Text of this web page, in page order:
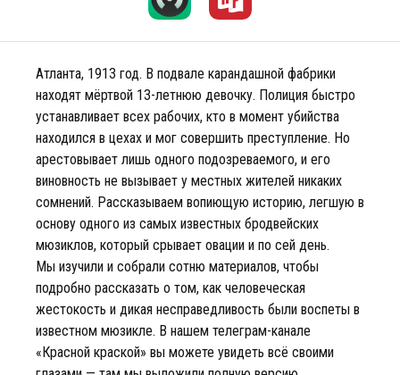
Атланта, 1913 год. В подвале карандашной фабрики
находят мёртвой 13-летнюю девочку. Полиция быстро
устанавливает всех рабочих, кто в момент убийства
находился в цехах и мог совершить преступление. Но
арестовывает лишь одного подозреваемого, и его
виновность не вызывает у местных жителей никаких
сомнений. Рассказываем вопиющую историю, легшую в
основу одного из самых известных бродвейских
мюзиклов, который срывает овации и по сей день.
Мы изучили и собрали сотню материалов, чтобы
подробно рассказать о том, как человеческая
жестокость и дикая несправедливость были воспеты в
известном мюзикле. В нашем телеграм-канале
«Красной краской» вы можете увидеть всё своими